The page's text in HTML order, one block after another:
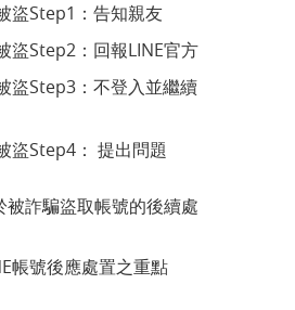
盜Step1：告知親友
盜Step2：回報LINE官方
盜Step3：不登入並繼續
盜Step4： 提出問題
被詐騙盜取帳號的後續處
帳號後應處置之重點